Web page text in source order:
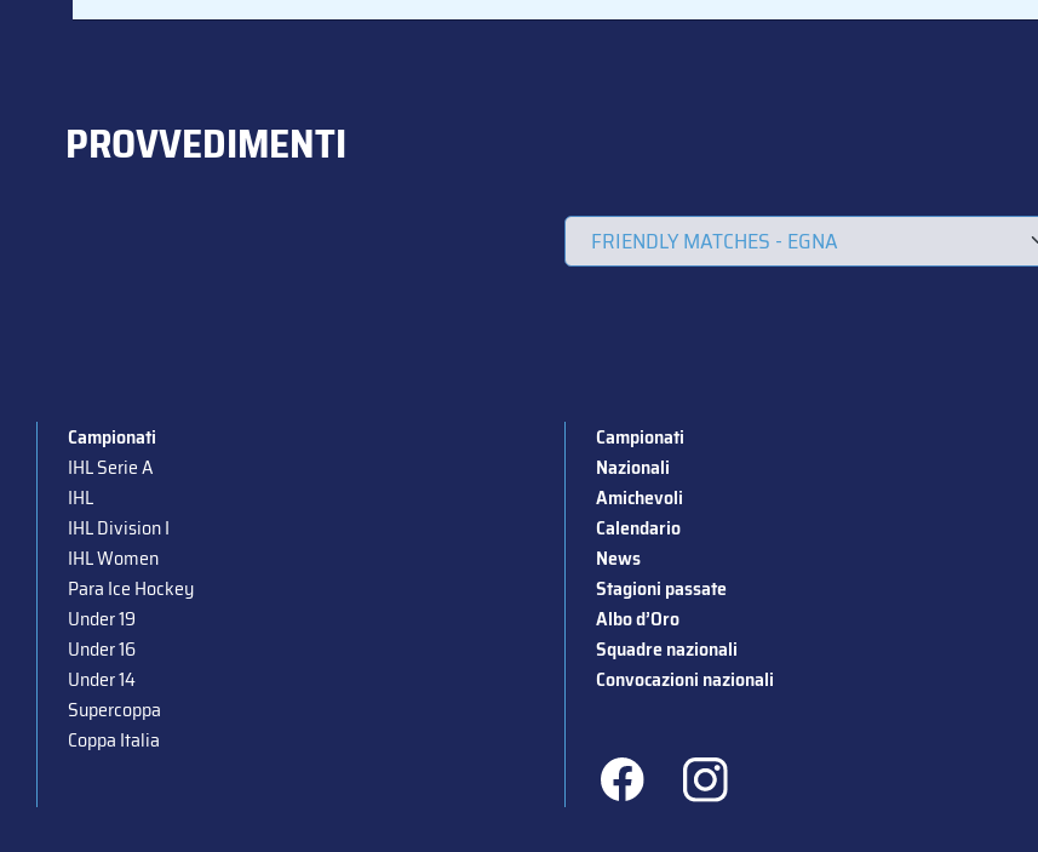
PROVVEDIMENTI
Campionati
IHL Serie A
IHL
IHL Division I
IHL Women
Para Ice Hockey
Under 19
Under 16
Under 14
Supercoppa
Coppa Italia
Campionati
Nazionali
Amichevoli
Calendario
News
Stagioni passate
Albo d’Oro
Squadre nazionali
Convocazioni nazionali